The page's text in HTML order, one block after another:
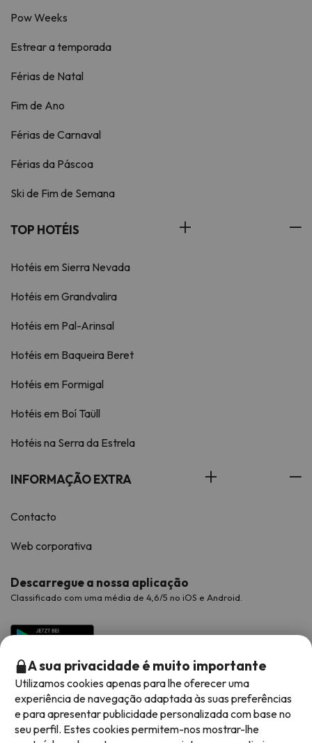
Pow Weeks
Estrear a temporada
Férias de Natal
Fim de Ano
Férias de Carnaval
Férias da Páscoa
Ski de Fim de Semana
TOP HOTÉIS
Hotéis em Sierra Nevada
Hotéis em Grandvalira
Hotéis em Pal-Arinsal
Hotéis em Baqueira Beret
Hotéis em Formigal
Hotéis em Boí Taüll
Hotéis na Serra da Estrela
INFORMAÇÃO EXTRA
Contacto
Web corporativa
Descarregue a nossa aplicação
Classificado com uma média de 4,6/5 no iOS e Android.
A sua privacidade é muito importante
Utilizamos cookies apenas para lhe oferecer uma
experiência de navegação adaptada às suas preferências
e para apresentar publicidade personalizada com base no
seu perfil. Estes cookies permitem-nos mostrar-lhe